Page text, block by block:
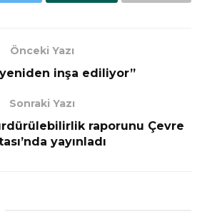
Önceki Yazı
yeniden inşa ediliyor”
Sonraki Yazı
raporunu Çevre
yayınladı